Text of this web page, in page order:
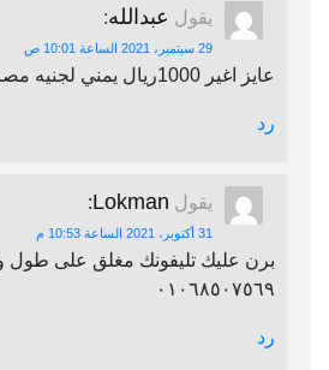
يقول عبدالله:
29 سبتمبر، 2021 الساعة 10:01 ص
عايز اغير 1000ريال يمني لجنيه مصري
رد
يقول Lokman
:
31 أكتوبر، 2021 الساعة 10:53 م
برن عليك تليفونك مغلق على طول
٠١٠٦٨٥٠٧٥٦٩
رد